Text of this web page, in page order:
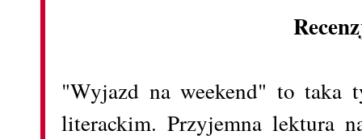
"Wyjazd na weekend" to taka
literackim. Przyjemna lektura